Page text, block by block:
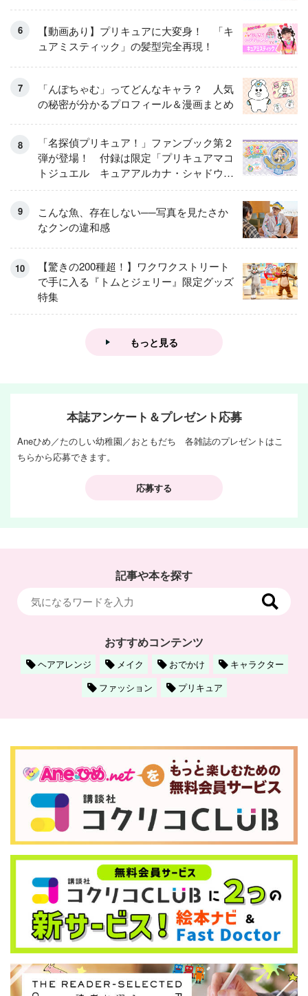
【動画あり】プリキュアに大変身！ 「キ
ュアミスティック」の髪型完全再現！
「んぽちゃむ」ってどんなキャラ？ 人気
の秘密が分かるプロフィール＆漫画まとめ
「名探偵プリキュア！」ファンブック第２
弾が登場！ 付録は限定「プリキュアマコ
トジュエル キュアアルカナ・シャドウ
アイスver.」 キュアエクレールを大特
こんな魚、存在しない──写真を見たさか
なクンの違和感
【驚きの200種超！】ワクワクストリート
で手に入る『トムとジェリー』限定グッズ
特集
もっと見る
本誌アンケート＆プレゼント応募
Aneひめ／たのしい幼稚園／おともだち 各雑誌のプレゼントはこ
ちらから応募できます。
応募する
記事や本を探す
おすすめコンテンツ
ヘアアレンジ メイク おでかけ
キャラクター
ファッション
プリキュア